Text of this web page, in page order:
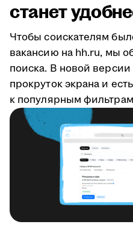
станет
Чтобы соискателям
вакансию на hh.ru, мы
поиска. В новой
прокруток экрана и
к популярным